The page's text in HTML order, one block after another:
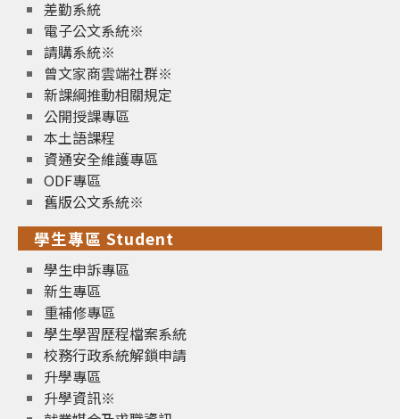
差勤系統
電子公文系統※
請購系統※
曾文家商雲端社群※
新課綱推動相關規定
公開授課專區
本土語課程
資通安全維護專區
ODF專區
舊版公文系統※
學生專區 Student
學生申訴專區
新生專區
重補修專區
學生學習歷程檔案系統
校務行政系統解鎖申請
升學專區
升學資訊※